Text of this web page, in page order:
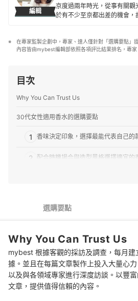
海倫的簡介
編輯
京度過兩年時光，從事有關
於有不少至京都出差的機會
徐函鈺的簡介
在專家監製企劃中，專家、達人僅針對「選購要點」
內容皆由mybest編輯部依照各項評比結果排名，專家
目次
Why You Can Trust Us
30代女性適用香水的選購要點
1 香味決定印象，選擇最能代表自己的
2 配合時機場合與造型風格選擇適宜的
推薦7款30代女性適用香水人氣排行榜
專家解惑！選購30代女性適用香水的常見問題
何種基調的香水較為成熟穩重？
香水該噴在身體哪些部位？
選購要點
Why You Can Trust Us
mybest 根據客觀的採訪及調查，每月
據。並且在每篇文章製作上投入大量心
以及與各領域專家進行深度訪談。以豐
文章，提供值得信賴的內容。